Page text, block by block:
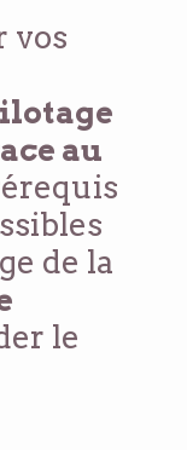
vos
au
de la
le